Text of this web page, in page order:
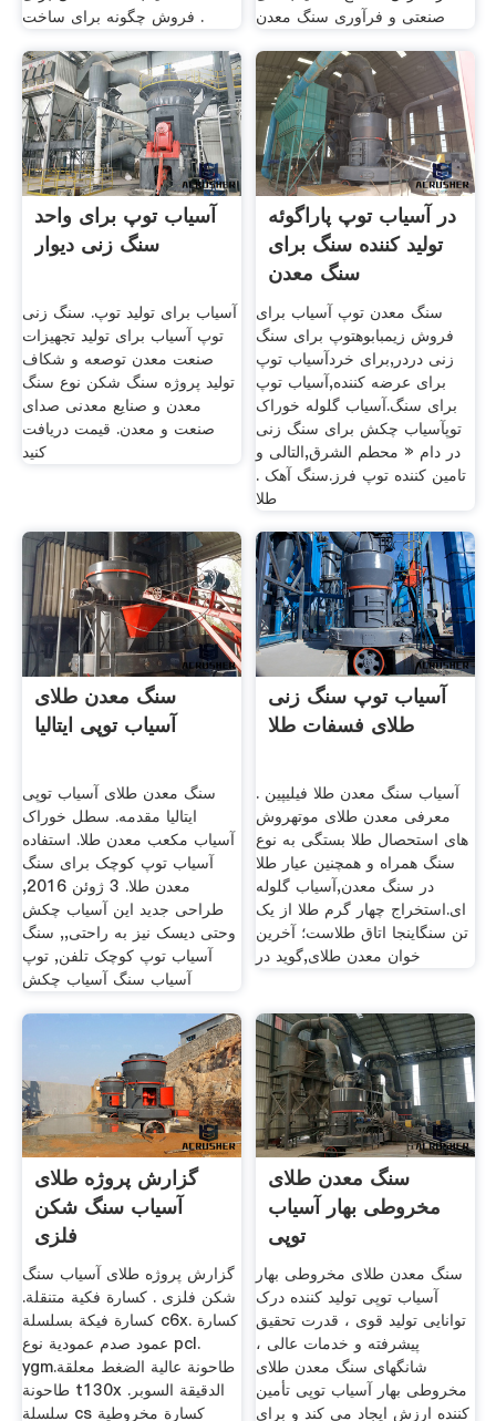
فروش چگونه برای ساخت .
صنعتی و فرآوری سنگ معدن
آسیاب توپ برای واحد
سنگ زنی دیوار
آسیاب برای تولید توپ. سنگ زنی
توپ آسیاب برای تولید تجهیزات
صنعت معدن توصعه و شکاف
تولید پروژه سنگ شکن نوع سنگ
معدن و صنایع معدنی صدای
صنعت و معدن. قیمت دریافت
کنید
در آسیاب توپ پاراگوئه
تولید کننده سنگ برای
سنگ معدن
سنگ معدن توپ آسیاب برای
فروش زیمبابوهتوپ برای سنگ
زنی دردر,برای خردآسیاب توپ
برای عرضه کننده,آسیاب توپ
برای سنگ.آسیاب گلوله خوراک
توپآسیاب چکش برای سنگ زنی
در دام « محطم الشرق,التالى و
تامین کننده توپ فرز.سنگ آهک .
طلا
سنگ معدن طلای
آسیاب توپی ایتالیا
سنگ معدن طلای آسیاب توپی
ایتالیا مقدمه. سطل خوراک
آسیاب مکعب معدن طلا. استفاده
آسیاب توپ کوچک برای سنگ
معدن طلا. 3 ژوئن 2016,
طراحی جدید این آسیاب چکش
وحتی دیسک نیز به راحتی,, سنگ
آسیاب توپ کوچک تلفن, توپ
آسیاب سنگ آسیاب چکش
آسیاب توپ سنگ زنی
طلای فسفات طلا
آسیاب سنگ معدن طلا فیلیپین .
معرفی معدن طلای موتهروش
های استحصال طلا بستگی به نوع
سنگ همراه و همچنین عیار طلا
در سنگ معدن,آسیاب گلوله
ای.استخراج چهار گرم طلا از یک
تن سنگاینجا اتاق طلا‌ست؛ آخرین
خوان معدن طلای,گوید در
گزارش پروژه طلای
آسیاب سنگ شکن
فلزی
گزارش پروژه طلای آسیاب سنگ
شکن فلزی . كسارة فكية متنقلة.
كسارة فيكة بسلسلة c6x. كسارة
عمود صدم عمودية نوع pcl.
ygmطاحونة عالية الضغط معلقة.
طاحونة t130x الدقيقة السوبر.
سلسلة cs كسارة مخروطية
سنگ معدن طلای
مخروطی بهار آسیاب
توپی
سنگ معدن طلای مخروطی بهار
آسیاب توپی تولید کننده درک
توانایی تولید قوی ، قدرت تحقیق
پیشرفته و خدمات عالی ،
شانگهای سنگ معدن طلای
مخروطی بهار آسیاب توپی تأمین
کننده ارزش ایجاد می کند و برای